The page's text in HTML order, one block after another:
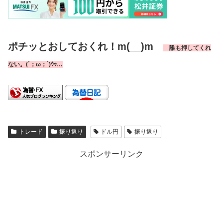
ポチッとおしておくれ！m(__)m 誰も押してくれ
ない。(´；ω；`)ｳｯ…
トレード 振り返り ドル円 振り返り
スポンサーリンク